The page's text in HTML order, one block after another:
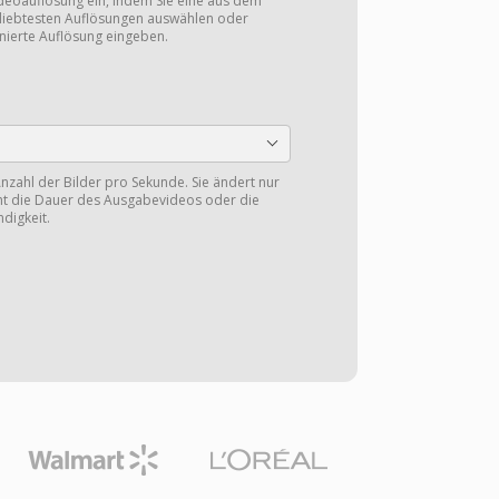
Auflösungen auswählen oder
Auflösung eingeben.
der Bilder pro Sekunde. Sie ändert nur
die Dauer des Ausgabevideos oder die